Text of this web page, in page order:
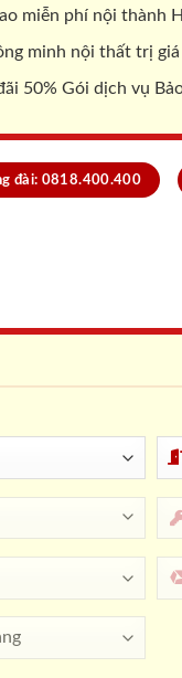
miễn phí nội thành
minh nội thất trị giá
50% Gói dịch vụ
đài: 0818.400.400